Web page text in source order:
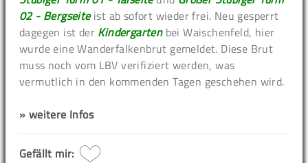
02 - Bergseiteist ab sofort wieder frei. Neu gesperrt
dagegen ist der Kindergartenbei Waischenfeld, hier
wurde eine Wanderfalkenbrut gemeldet. Diese Brut
muss noch vom LBV verifiziert werden, was
vermutlich in den kommenden Tagen geschehen wird.
» weitere Infos
Gefällt mir: